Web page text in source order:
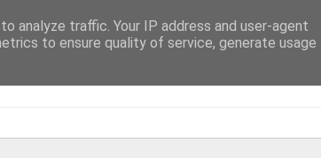
analyze traffic. Your IP address and user-agent
to ensure quality of service, generate usage